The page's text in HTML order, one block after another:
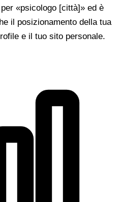
«psicologo [città]» ed è
il posizionamento della tua
e il tuo sito personale.